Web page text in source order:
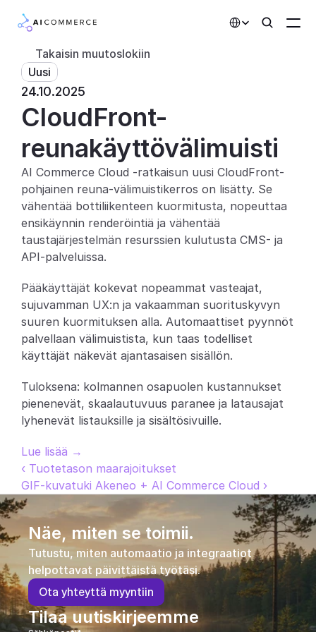
Asiakkaat
AI-toiminnot
Kumppanit
Kehittäjille
Integraatiot
Blogi
Partners
Tekoälyominaisuudet
Kehittäjille
Tietoa
Select Language
V araa de m o
Takaisin muutoslokiin
Uusi
24.10.2025
CloudFront-
reunakäyttövälimuisti
AI Commerce Cloud -ratkaisun uusi CloudFront-
pohjainen reuna-välimuistikerros on lisätty. Se
vähentää bottiliikenteen kuormitusta, nopeuttaa
ensikäynnin renderöintiä ja vähentää
taustajärjestelmän resurssien kulutusta CMS- ja
API-palveluissa.
Pääkäyttäjät kokevat nopeammat vasteajat,
sujuvamman UX:n ja vakaamman suorituskyvyn
suuren kuormituksen alla. Automaattiset pyynnöt
palvellaan välimuistista, kun taas todelliset
käyttäjät näkevät ajantasaisen sisällön.
Tuloksena: kolmannen osapuolen kustannukset
pienenevät, skaalautuvuus paranee ja latausajat
lyhenevät listauksille ja sisältösivuille.
Lue lisää →
‹ Tuotetason maarajoitukset
GIF-kuvatuki Akeneo + AI Commerce Cloud ›
Näe, miten se toimii.
Tutustu, miten automaatio ja integraatiot
helpottavat päivittäistä työtäsi.
Ota yhteyttä myyntiin
Tilaa uutiskirjeemme